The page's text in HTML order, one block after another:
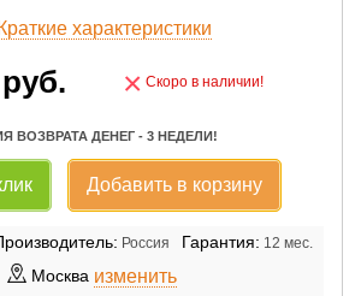
Краткие характеристики
руб. × Скоро в наличии!
ВОЗВРАТА ДЕНЕГ - 3 НЕДЕЛИ!
Добавить в корзину
Россия Гарантия: 12 мес.
Москва изменить